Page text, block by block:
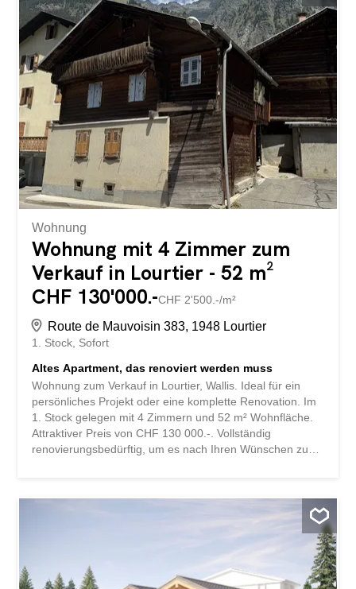
installiert werden. Diese Unterkunft ist ideal für alle, die
ein authentisches Bergdorf in einer unberührten
Naturlandschaft suchen. Situé à La Tinte à Lourtier, ce
mayen bénéficie d'un environnement calme dans un
paysage montagnard. Le chalet a été rénové avec soin
tout en conservant le caractère authentique du bâtiment.
Les poutres apparentes, la cheminée et les matériaux
traditionnels créent une atmosphère chaleureuse. Le...
Wohnung
Wohnung mit 4 Zimmer zum
Verkauf in Lourtier - 52 m²
CHF 130'000.-CHF 2'500.-/m²
Route de Mauvoisin 383, 1948 Lourtier
1. Stock Sofort
Altes Apartment, das renoviert werden muss
Wohnung zum Verkauf in Lourtier, Wallis. Ideal für ein
persönliches Projekt oder eine komplette Renovation. Im
1. Stock gelegen mit 4 Zimmern und 52 m² Wohnfläche.
Attraktiver Preis von CHF 130 000.-. Vollständig
renovierungsbedürftig, um es nach Ihren Wünschen zu
pour un projet personnel ou une rénovation complète.
Situé au 1er étage avec 4 pièces et 52 m² de surface
N'hésitez pas à visiter pour découvrir tout son potentiel.